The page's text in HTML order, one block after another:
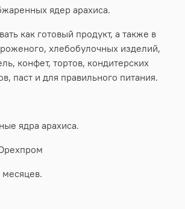
ядер арахиса.
как готовый продукт, а также в
хлебобулочных изделий,
конфет, тортов, кондитерских
паст и для правильного питания.
ядра арахиса.